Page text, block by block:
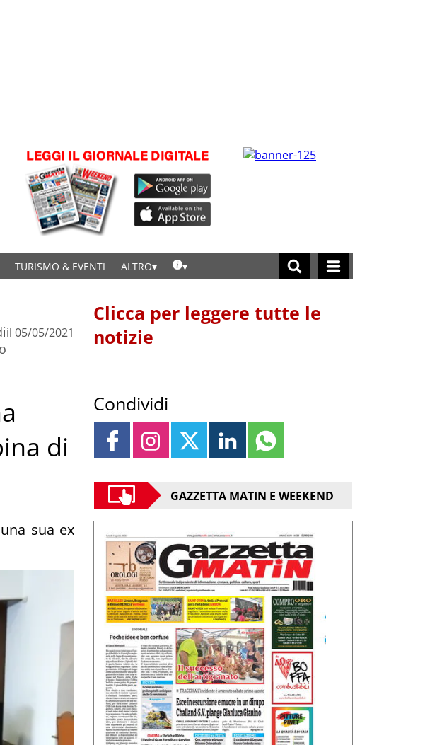
TURISMO & EVENTI ALTRO
il 05/05/2021
di
sua ex
Clicca per leggere tutte le
notizie
Condividi
GAZZETTA MATIN E WEEKEND